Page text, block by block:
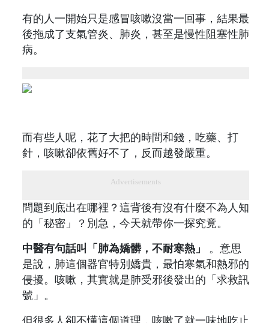
有的人一開始只是感冒咳嗽沒當一回事，結果最
後拖成了支氣管炎、肺炎，甚至是慢性阻塞性肺
病。
而有些人呢，花了大把的時間和錢，吃藥、打
針，咳嗽卻依舊好不了，反而越發嚴重。
Advertisements
問題到底出在哪裡？這背後有沒有什麼不為人知
的「秘密」？別急，今天就帶你一探究竟。
中醫有句話叫「肺為嬌髒，不耐寒熱」
。意思
是說，肺這個器官特別嬌貴，最怕寒氣和熱邪的
侵擾。咳嗽，其實就是肺受邪後發出的「求救訊
號」。
但很多人卻不懂這個道理，咳嗽了就一味地吃止